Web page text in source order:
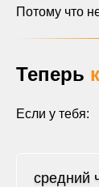
Потому что
Теперь
Если у тебя:
средний